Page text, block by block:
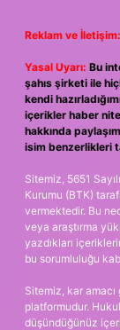
Reklam ve İletişim:
Yasal Uyarı: Bu
şahıs şirketi ile
kendi
içerikler haber
hakkında
isim benzerlikleri
Sitemiz, 5651
Kurumu (BTK)
vermektedir. Bu
veya araştırma
yazdıkları
bu sorumluluğu
Sitemiz, kar
platformudur.
düşündüğünüz